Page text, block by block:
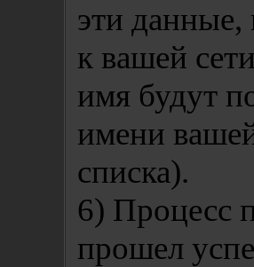
эти данные,
к вашей
имя будут
имени
списка).
6) Процесс
прошел